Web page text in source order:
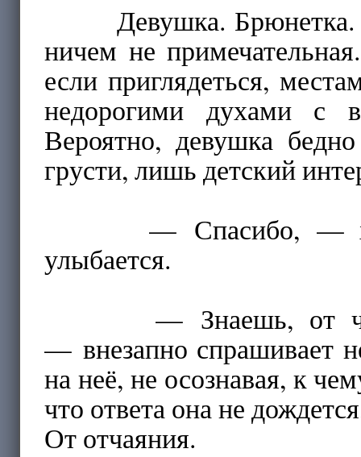
Девушка. Брюнетка.
ничем не
если приглядеться,
недорогими духами с
Вероятно, девушка
грусти, лишь детский
— Спасибо, —
улыбается.
— Знаешь, от чего
— внезапно спрашивает
на неё, не осознавая, к
что ответа она не
От отчаяния.